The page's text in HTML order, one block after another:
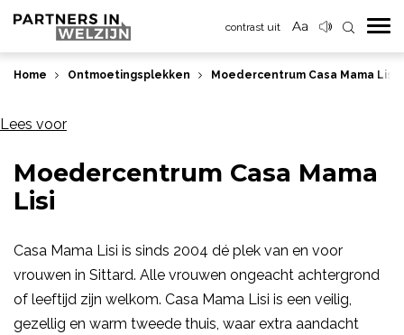
contrast uit
Home Ontmoetingsplekken Moedercentrum Casa Mama Lisi
Lees voor
Moedercentrum Casa Mama
Lisi
Casa Mama Lisi is sinds 2004 dé plek van en voor
vrouwen in Sittard. Alle vrouwen ongeacht achtergrond
of leeftijd zijn welkom. Casa Mama Lisi is een veilig,
gezellig en warm tweede thuis, waar extra aandacht